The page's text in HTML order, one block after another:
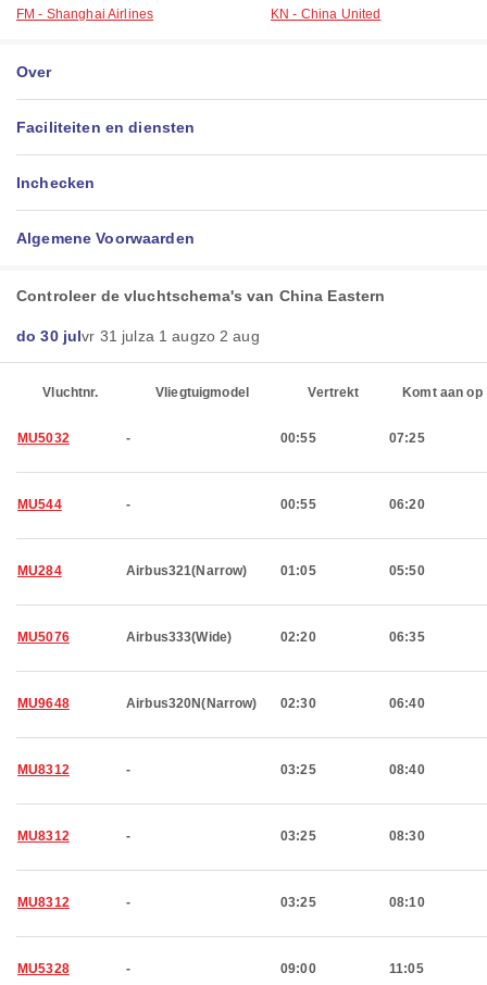
FM - Shanghai Airlines KN - China United
Over
Faciliteiten en diensten
Inchecken
Algemene Voorwaarden
Controleer de vluchtschema's van China Eastern
do 30 julvr 31 julza 1 augzo 2 aug
Vluchtnr. Vliegtuigmodel Vertrekt Komt aan op
MU5032 - 00:55 07:25
MU544 - 00:55 06:20
MU284 Airbus321(Narrow) 01:05 05:50
MU5076 Airbus333(Wide) 02:20 06:35
MU9648 Airbus320N(Narrow) 02:30 06:40
MU8312 - 03:25 08:40
MU8312 - 03:25 08:30
MU8312 - 03:25 08:10
MU5328 - 09:00 11:05